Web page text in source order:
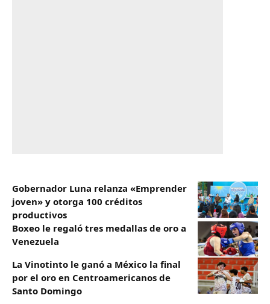
Gobernador Luna relanza «Emprender
joven» y otorga 100 créditos
productivos
Boxeo le regaló tres medallas de oro a
Venezuela
La Vinotinto le ganó a México la final
por el oro en Centroamericanos de
Santo Domingo